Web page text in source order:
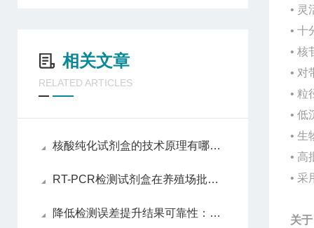
相关文章
RELATED ARTICLES
核酸纯化试剂盒的技术原理有哪些？
RT-PCR检测试剂盒在养殖场批量筛查中的实操效果验证
降低检测误差提升结果可靠性：RT-PCR检测试剂盒的样本处理、反应体系优化技巧全梳理
• 灵
• 十
• 核
• 对
• 粒
• 低
• 生
• 高
• 采
关于